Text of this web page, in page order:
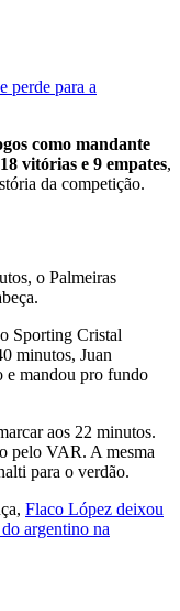
perde para a
como mandante
18 vitórias e 9 empates,
da competição.
o Palmeiras
Sporting Cristal
minutos, Juan
e mandou pro fundo
aos 22 minutos.
pelo VAR. A mesma
para o verdão.
Flaco López deixou
argentino na